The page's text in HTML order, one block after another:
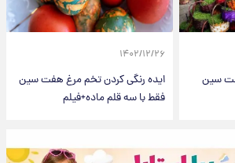
سین
۱۴۰۲/۱۲/۲۶
ایده رنگی کردن تخم مرغ هفت سین
فقط با سه قلم ماده+فیلم